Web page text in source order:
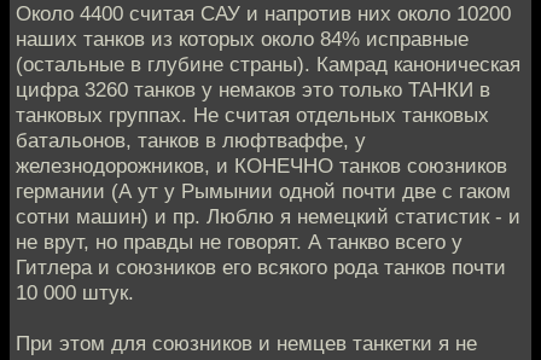
Около 4400 считая САУ и напротив них около 10200
наших танков из которых около 84% исправные
(остальные в глубине страны). Камрад каноническая
цифра 3260 танков у немаков это только ТАНКИ в
танковых группах. Не считая отдельных танковых
батальонов, танков в люфтваффе, у
железнодорожников, и КОНЕЧНО танков союзников
германии (А ут у Рымынии одной почти две с гаком
сотни машин) и пр. Люблю я немецкий статистик - и
не врут, но правды не говорят. А танкво всего у
Гитлера и союзников его всякого рода танков почти
10 000 штук.
При этом для союзников и немцев танкетки я не